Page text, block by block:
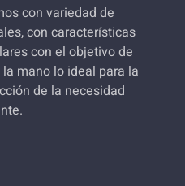
con variedad de
con características
con el objetivo de
mano lo ideal para la
de la necesidad